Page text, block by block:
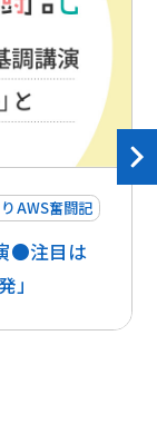
AWS奮闘記
●注目は
」